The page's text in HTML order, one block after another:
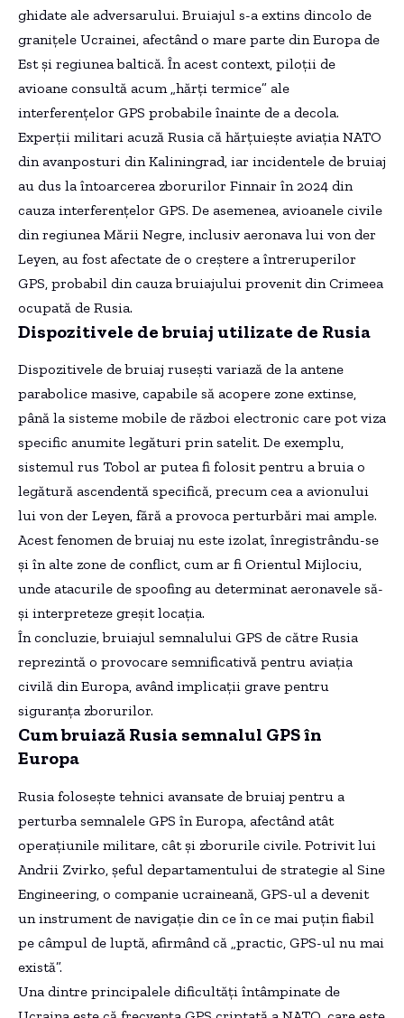
ghidate ale adversarului. Bruiajul s-a extins dincolo de
granițele Ucrainei, afectând o mare parte din Europa de
Est și regiunea baltică. În acest context, piloții de
avioane consultă acum „hărți termice” ale
interferențelor GPS probabile înainte de a decola.
Experții militari acuză Rusia că hărțuiește aviația NATO
din avanposturi din Kaliningrad, iar incidentele de bruiaj
au dus la întoarcerea zborurilor Finnair în 2024 din
cauza interferențelor GPS. De asemenea, avioanele civile
din regiunea Mării Negre, inclusiv aeronava lui von der
Leyen, au fost afectate de o creștere a întreruperilor
GPS, probabil din cauza bruiajului provenit din Crimeea
ocupată de Rusia.
Dispozitivele de bruiaj utilizate de Rusia
Dispozitivele de bruiaj rusești variază de la antene
parabolice masive, capabile să acopere zone extinse,
până la sisteme mobile de război electronic care pot viza
specific anumite legături prin satelit. De exemplu,
sistemul rus Tobol ar putea fi folosit pentru a bruia o
legătură ascendentă specifică, precum cea a avionului
lui von der Leyen, fără a provoca perturbări mai ample.
Acest fenomen de bruiaj nu este izolat, înregistrându-se
și în alte zone de conflict, cum ar fi Orientul Mijlociu,
unde atacurile de spoofing au determinat aeronavele să-
și interpreteze greșit locația.
În concluzie, bruiajul semnalului GPS de către Rusia
reprezintă o provocare semnificativă pentru aviația
civilă din Europa, având implicații grave pentru
siguranța zborurilor.
Cum bruiază Rusia semnalul GPS în
Europa
Rusia folosește tehnici avansate de bruiaj pentru a
perturba semnalele GPS în Europa, afectând atât
operațiunile militare, cât și zborurile civile. Potrivit lui
Andrii Zvirko, șeful departamentului de strategie al Sine
Engineering, o companie ucraineană, GPS-ul a devenit
un instrument de navigație din ce în ce mai puțin fiabil
pe câmpul de luptă, afirmând că „practic, GPS-ul nu mai
există”.
Una dintre principalele dificultăți întâmpinate de